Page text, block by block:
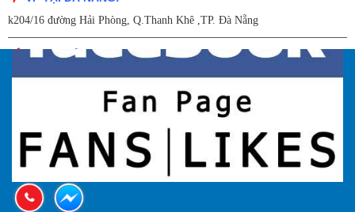
k204/16 đường Hải Phòng, Q.Thanh Khê ,TP. Đà Nẵng
VP TẠI HẢI DƯƠNG:
Số 9/14 – P.Tứ Thông – TP Hải Dương
VP TẠI HẢI PHÒNG:
227 Đường Hải Triều , P. Quán Toan , Q. Hồng Bàng , Tp Hải Phòng
VP TẠI HÀ NỘI
27A Trần Hưng đạo – Q.Hoàn Kiếm – TP Hà Nội